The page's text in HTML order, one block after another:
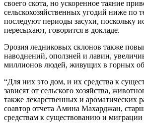
своего скота, но ускоренное таяние
сельскохозяйственных угодий ниже по
последуют периоды засухи, поскольку
пересыхают, говорится в докладе.
Эрозия ледниковых склонов также
наводнений, оползней и лавин,
миллионов людей, живущих в горных
“Для них это дом, и их средства к
зависят от сельского хозяйства,
также лекарственных и ароматических
соавтор отчета Амина Махарджан,
средствам к существованию и